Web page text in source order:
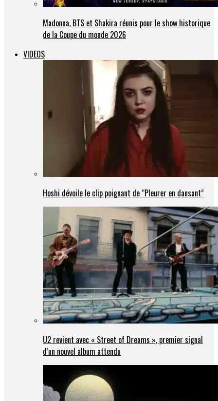
Madonna, BTS et Shakira réunis pour le show historique
de la Coupe du monde 2026
VIDEOS
Hoshi dévoile le clip poignant de “Pleurer en dansant”
U2 revient avec « Street of Dreams », premier signal
d’un nouvel album attendu